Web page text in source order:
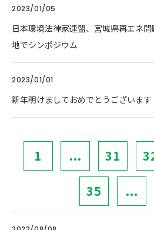
2023/01/05
日本環境法律家連盟、宮城県再エネ
地でシンポジウム
2023/01/01
新年明けましておめでとうございます
1 ... 31
35 ...